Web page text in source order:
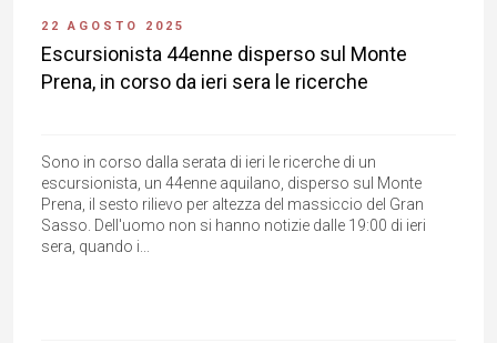
22 AGOSTO 2025
Escursionista 44enne disperso sul Monte
Prena, in corso da ieri sera le ricerche
Sono in corso dalla serata di ieri le ricerche di un
escursionista, un 44enne aquilano, disperso sul Monte
Prena, il sesto rilievo per altezza del massiccio del Gran
Sasso. Dell'uomo non si hanno notizie dalle 19:00 di ieri
sera, quando i...